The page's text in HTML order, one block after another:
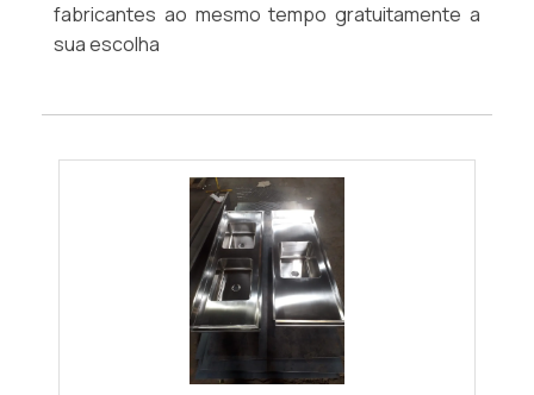
fabricantes ao mesmo tempo gratuitamente a
sua escolha